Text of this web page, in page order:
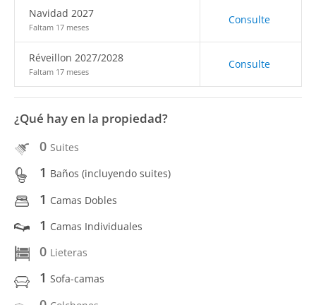
Navidad 2027
Faltam 17 meses
Consulte
Réveillon 2027/2028
Faltam 17 meses
Consulte
¿Qué hay en la propiedad?
0 Suites
1 Baños (incluyendo suites)
1 Camas Dobles
1 Camas Individuales
0 Lieteras
1 Sofa-camas